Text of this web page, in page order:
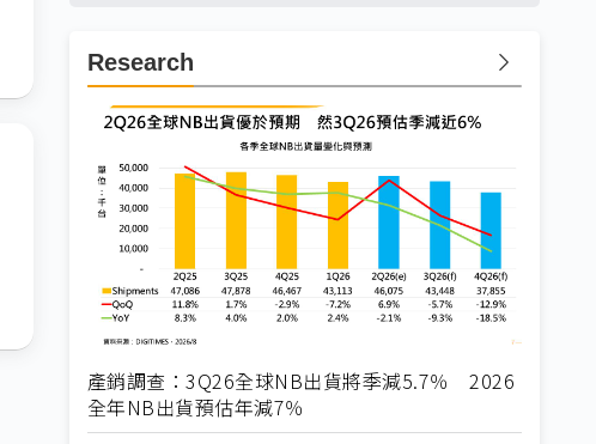
Research
產銷調查：3Q26全球NB出貨將季減5.7％ 2026
全年NB出貨預估年減7％